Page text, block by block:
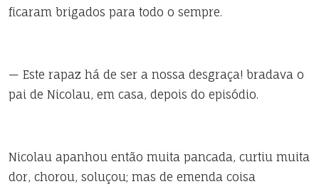
ficaram brigados para todo o sempre.
— Este rapaz há de ser a nossa desgraça! bradava o
pai de Nicolau, em casa, depois do episódio.
Nicolau apanhou então muita pancada, curtiu muita
dor, chorou, soluçou; mas de emenda coisa